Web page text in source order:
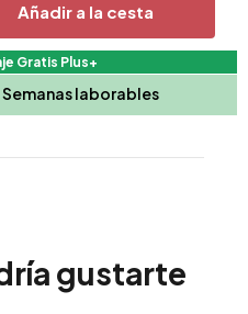
Añadir a la cesta
Gratis Plus+
Semanas laborables
gustarte